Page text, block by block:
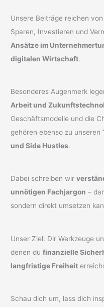
Unsere Beiträge reichen von
Sparen, Investieren und
Ansätze im
digitalen Wirtschaft.
Besonderes Augenmerk
Arbeit und
Geschäftsmodelle und die
gehören ebenso zu unseren
und Side Hustles.
Dabei schreiben wir
unnötigen Fachjargon –
sondern direkt umsetzen
Unser Ziel: Dir Werkzeuge
denen dufinanzielle
langfristige Freiheit
Schau dich um, lass dich